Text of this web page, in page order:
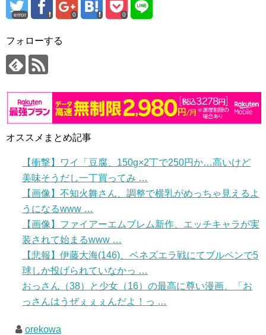
error 0 0
フォローする
オススメまとめ記事
【衝撃】ワイ「豆腐、150g×2丁で250円か…高いけど
美味そうだし一丁買ってみ …
【画像】不知火舞さん、調整で横乳がめっちゃ見えるよ
うになるwww …
【画像】ファイアーエムブレム新作、エッチキャラが実
装されて始まるwww …
【悲報】伊藤大海(146)、ベネズエラ戦にてブルペンで5
球しか投げられていなかっ …
おっさん（38）と少女（16）の最高に尊い漫画、「お
っさんはうぜぇぇぇんだよ！っ …
orekowa